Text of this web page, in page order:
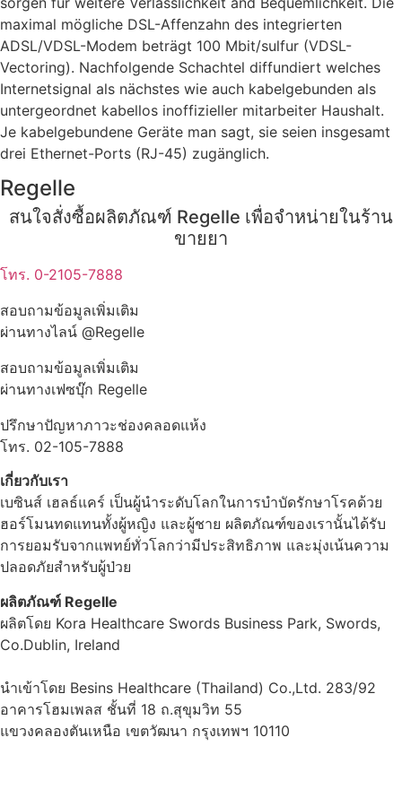
maximal mögliche DSL-Affenzahn des integrierten
ADSL/VDSL-Modem beträgt 100 Mbit/sulfur (VDSL-
Vectoring). Nachfolgende Schachtel diffundiert welches
Internetsignal als nächstes wie auch kabelgebunden als
untergeordnet kabellos inoffizieller mitarbeiter Haushalt.
Je kabelgebundene Geräte man sagt, sie seien insgesamt
drei Ethernet-Ports (RJ-45) zugänglich.
Regelle
สนใจสั่งซื้อผลิตภัณฑ์ Regelle เพื่อจำหน่ายในร้าน
ขายยา
โทร. 0-2105-7888
สอบถามข้อมูลเพิ่มเติม
ผ่านทางไลน์ @Regelle
สอบถามข้อมูลเพิ่มเติม
ผ่านทางเฟซบุ๊ก Regelle
ปรึกษาปัญหาภาวะช่องคลอดแห้ง
โทร. 02-105-7888
เกี่ยวกับเรา
เบซินส์ เฮลธ์แคร์ เป็นผู้นำระดับโลกในการบำบัดรักษาโรคด้วย
ฮอร์โมนทดแทนทั้งผู้หญิง และผู้ชาย ผลิตภัณฑ์ของเรานั้นได้รับ
การยอมรับจากแพทย์ทั่วโลกว่ามีประสิทธิภาพ และมุ่งเน้นความ
ปลอดภัยสำหรับผู้ป่วย
ผลิตภัณฑ์ Regelle
ผลิตโดย Kora Healthcare Swords Business Park, Swords,
Co.Dublin, Ireland
นำเข้าโดย Besins Healthcare (Thailand) Co.,Ltd. 283/92
อาคารโฮมเพลส ชั้นที่ 18 ถ.สุขุมวิท 55
แขวงคลองตันเหนือ เขตวัฒนา กรุงเทพฯ 10110